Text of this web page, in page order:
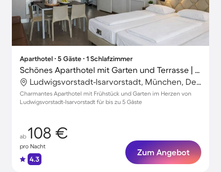
Aparthotel ∙ 5 Gäste ∙ 1 Schlafzimmer
Schönes Aparthotel mit Garten und Terrasse | Karlstor in der Nähe | Stadtblick
Ludwigsvorstadt-Isarvorstadt, München, Deutschland
Charmantes Aparthotel mit Frühstück und Garten im Herzen von
Ludwigsvorstadt-Isarvorstadt für bis zu 5 Gäste
ab 108 €
pro Nacht
4.3
Zum Angebot